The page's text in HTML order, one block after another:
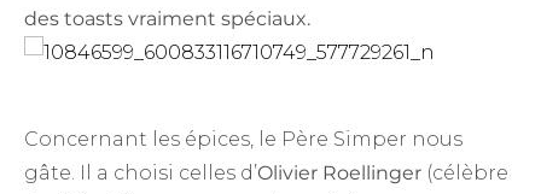
des toasts vraiment spéciaux.
Concernant les épices, le Père Simper nous
gâte. Il a choisi celles d’Olivier Roellinger (célèbre